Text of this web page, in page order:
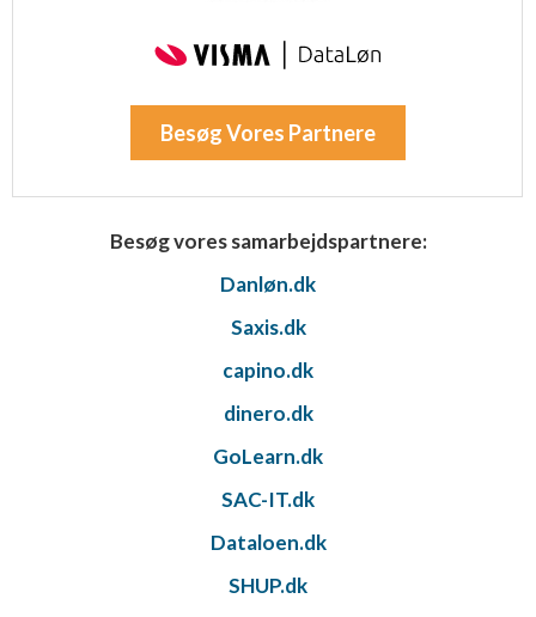
Besøg Vores Partnere
Besøg vores samarbejdspartnere:
Danløn.dk
Saxis.dk
capino.dk
dinero.dk
GoLearn.dk
SAC-IT.dk
Dataloen.dk
SHUP.dk